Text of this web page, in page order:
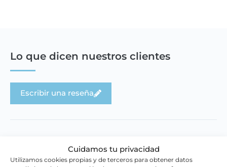
Cuidamos tu privacidad
Utilizamos cookies propias y de terceros para obtener datos
Lo que dicen nuestros clientes
Escribir una reseña